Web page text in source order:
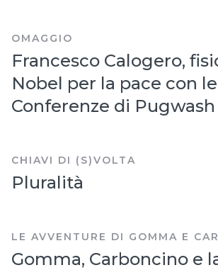
OMAGGIO
Francesco Calogero,
Nobel per la pace con le
Conferenze di Pugwash
CHIAVI DI (S)VOLTA
Pluralità
LE AVVENTURE DI GOMMA E
Gomma, Carboncino e